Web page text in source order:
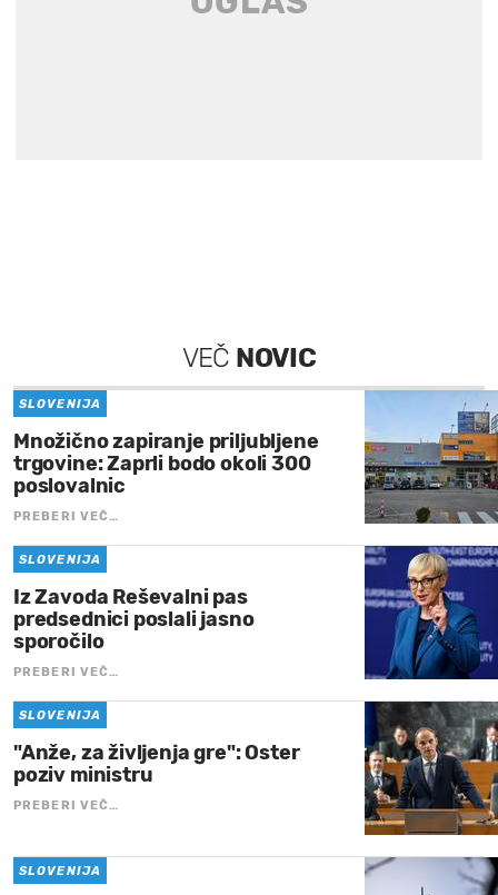
VEČ NOVIC
SLOVENIJA
Množično zapiranje priljubljene
trgovine: Zaprli bodo okoli 300
poslovalnic
PREBERI VEČ…
SLOVENIJA
Iz Zavoda Reševalni pas
predsednici poslali jasno
sporočilo
PREBERI VEČ…
SLOVENIJA
"Anže, za življenja gre": Oster
poziv ministru
PREBERI VEČ…
SLOVENIJA